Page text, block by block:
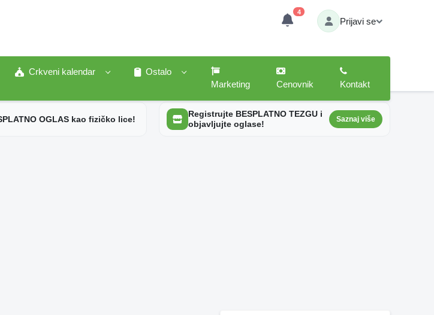
4
Prijavi se
Crkveni kalendar
Ostalo
Marketing
Cenovnik Kontakt
OGLAS kao fizičko lice!
Registrujte BESPLATNO TEZGU i
objavljujte oglase!
Saznaj više